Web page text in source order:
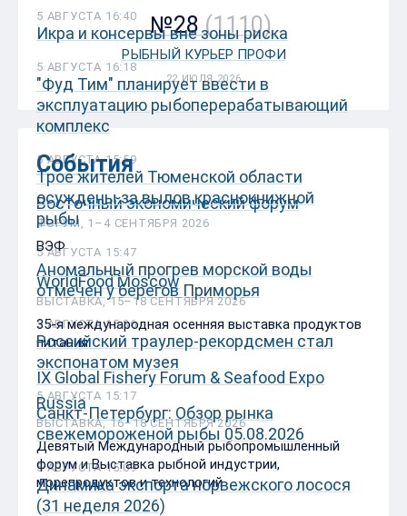
5 АВГУСТА 16:40
Икра и консервы вне зоны риска
5 АВГУСТА 16:18
"Фуд Тим" планирует ввести в
эксплуатацию рыбоперерабатывающий
комплекс
5 АВГУСТА 15:59
Трое жителей Тюменской области
осуждены за вылов краснокнижной
рыбы
5 АВГУСТА 15:47
Аномальный прогрев морской воды
отмечен у берегов Приморья
5 АВГУСТА 15:36
Российский траулер-рекордсмен стал
экспонатом музея
5 АВГУСТА 15:17
Санкт-Петербург: Обзор рынка
свежемороженой рыбы 05.08.2026
5 АВГУСТА 15:09
Динамика экспорта норвежского лосося
(31 неделя 2026)
№28(1110)
РЫБНЫЙ КУРЬЕР ПРОФИ
22 ИЮЛЯ 2026
События
Восточный экономический форум
ФОРУМ, 1–4 СЕНТЯБРЯ 2026
ВЭФ
WorldFood Moscow
ВЫСТАВКА, 15–18 СЕНТЯБРЯ 2026
35-я международная осенняя выставка продуктов
питания
IX Global Fishery Forum & Seafood Expo
Russia
ВЫСТАВКА, 16–18 СЕНТЯБРЯ 2026
Девятый Международный рыбопромышленный
форум и Выставка рыбной индустрии,
морепродуктов и технологий